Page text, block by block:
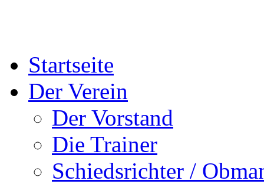
Startseite
Der Verein
Der Vorstand
Die Trainer
Schiedsrichter /